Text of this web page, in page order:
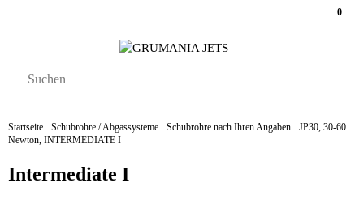
0
Startseite Schubrohre / Abgassysteme Schubrohre nach Ihren Angaben
JP30, 30-60
Newton, INTERMEDIATE I
Intermediate I